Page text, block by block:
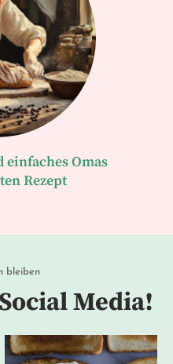
Omas
Rezept
bleiben
Media!